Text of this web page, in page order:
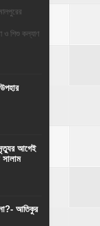
ও শিশু কল্যাণ
আগেই
সালাম
আতিকুর